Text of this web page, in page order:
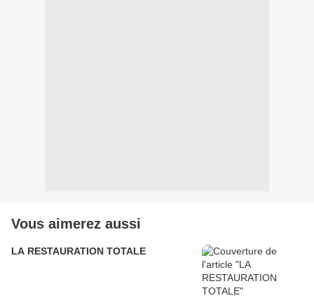
Vous aimerez aussi
LA RESTAURATION TOTALE